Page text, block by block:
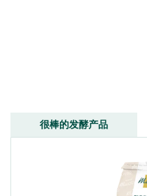
很棒的发酵产品